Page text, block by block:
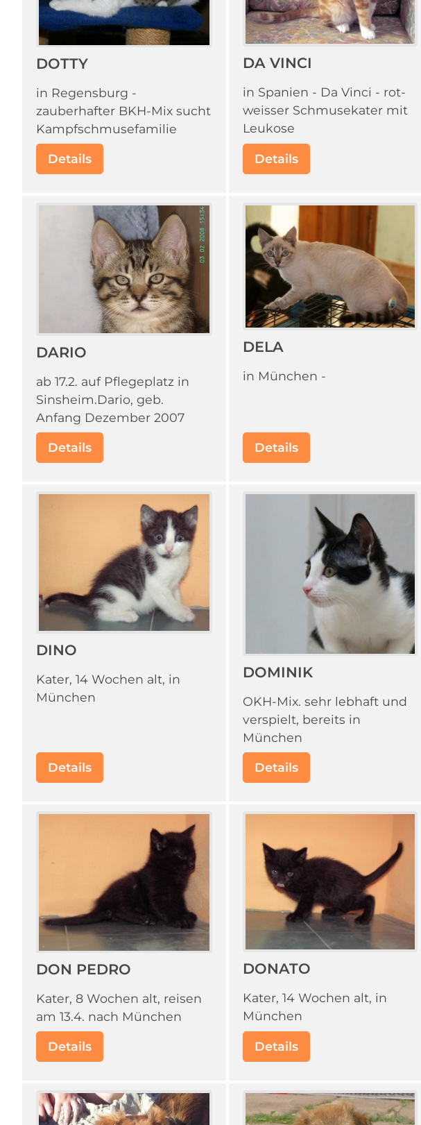
DOTTY
in Regensburg -
zauberhafter BKH-Mix sucht
Kampfschmusefamilie
Details
DA VINCI
in Spanien - Da Vinci - rot-
weisser Schmusekater mit
Leukose
Details
DARIO
ab 17.2. auf Pflegeplatz in
Sinsheim.Dario, geb.
Anfang Dezember 2007
Details
DELA
in München -
Details
DINO
Kater, 14 Wochen alt, in
München
Details
DOMINIK
OKH-Mix. sehr lebhaft und
verspielt, bereits in
München
Details
DON PEDRO
Kater, 8 Wochen alt, reisen
am 13.4. nach München
Details
DONATO
Kater, 14 Wochen alt, in
München
Details